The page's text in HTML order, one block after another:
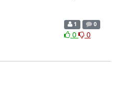
1 0
0 0